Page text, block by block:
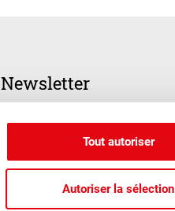
Tout autoriser
Autoriser la sélection
Newsletter